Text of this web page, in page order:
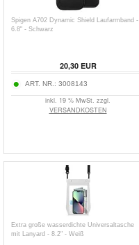
Spigen A702 Dynamic Shield Laufarmband -
6.8" - Schwarz
20,30EUR
ART. NR.: 3008143
inkl. 19 % MwSt. zzgl.
VERSANDKOSTEN
Extra große wasserdichte Universaltasche
mit Lanyard - 8.2" - Weiß